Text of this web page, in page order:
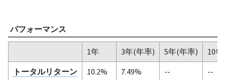
パフォーマンス
1年 3年(年率) 5年(年率)
10
トータルリターン
10.2% 7.49% --
--